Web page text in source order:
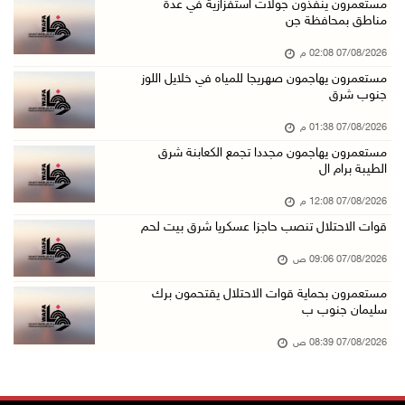
مستعمرون بحماية قوات الاحتلال يقتحمون برك سلي ...
الاحتلال يقتحم بلدة طمون جنوب طوباس
محافظة القدس: انسحاب قوات الاحتلال من مخيم قل ...
الطقس: أجواء صافية صيفية والحرارة حول معدلها ...
07/آب/2026 08:15 ص
تواصل انتهاكات الاحتلال والمستعمرين: اعتقالات ...
06/آب/2026 11:53 م
الاحتلال يخطر باقتلاع أشجار من 310 دونمات وال ...
06/آب/2026 11:14 م
قوات الاحتلال تقتحم يعبد جنوب غرب جنين
مستعمرون ينفذون جولات استفزازية في عدة
مناطق بمحافظة جن
07/08/2026 02:08 م
مستعمرون يهاجمون صهريجا للمياه في خلايل اللوز
جنوب شرق
07/08/2026 01:38 م
مستعمرون يهاجمون مجددا تجمع الكعابنة شرق
الطيبة برام ال
07/08/2026 12:08 م
قوات الاحتلال تنصب حاجزا عسكريا شرق بيت لحم
07/08/2026 09:06 ص
مستعمرون بحماية قوات الاحتلال يقتحمون برك
سليمان جنوب ب
07/08/2026 08:39 ص